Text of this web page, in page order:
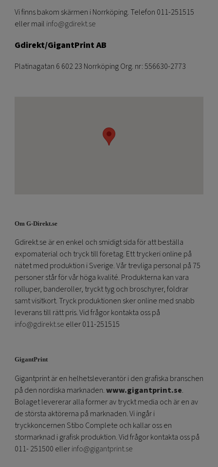
Vi finns bakom skärmen i Norrköping. Telefon 011-251515
eller mail info@gdirekt.se
Gdirekt/GigantPrint AB
Platinagatan 6 602 23 Norrköping Org. nr: 556630-2773
Om G-Direkt.se
Gdirekt.se är en enkel och smidigt sida för att beställa
expomaterial och tryck till företag. Ett tryckeri online på
nätet med produktion i Sverige. Vår trevliga personal på 75
personer står för vår höga kvalité. Produkterna kan vara
rolluper, banderoller, tryckt tyg och broschyrer, foldrar
samt visitkort. Tryck produktionen sker online med snabb
leverans till rätt pris. Vid frågor kontakta oss på
info@gdirekt.se eller 011-251515
GigantPrint
Gigantprint är en helhetsleverantör i den grafiska branschen
på den nordiska marknaden.www.gigantprint.se.
Bolaget levererar alla former av tryckt media och är en av
de största aktörerna på marknaden. Vi ingår i
tryckkoncernen Stibo Complete och kallar oss en
stormarknad i grafisk produktion. Vid frågor kontakta oss på
011- 251500 ellerinfo@gigantprint.se